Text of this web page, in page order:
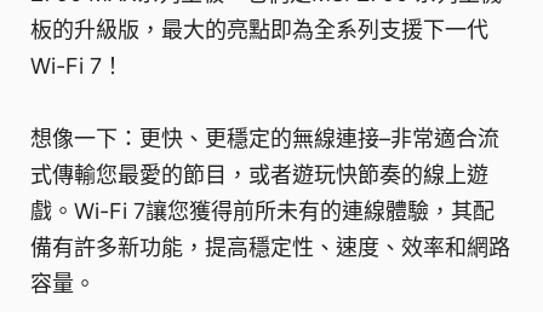
板的升級版，最大的亮點即為全系列支援下一代
Wi-Fi 7！
想像一下：更快、更穩定的無線連接–非常適合流
式傳輸您最愛的節目，或者遊玩快節奏的線上遊
戲。Wi-Fi 7讓您獲得前所未有的連線體驗，其配
備有許多新功能，提高穩定性、速度、效率和網路
容量。